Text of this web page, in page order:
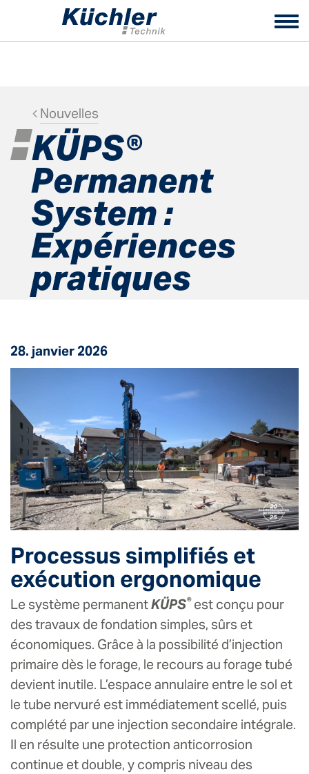
Nouvelles
KÜPS®
Permanent
System :
Expériences
pratiques
28. janvier 2026
Processus simplifiés et
exécution ergonomique
Le système permanentKÜPS® est conçu pour
des travaux de fondation simples, sûrs et
économiques. Grâce à la possibilité d’injection
primaire dès le forage, le recours au forage tubé
devient inutile. L’espace annulaire entre le sol et
le tube nervuré est immédiatement scellé, puis
complété par une injection secondaire intégrale.
Il en résulte une protection anticorrosion
continue et double, y compris niveau des